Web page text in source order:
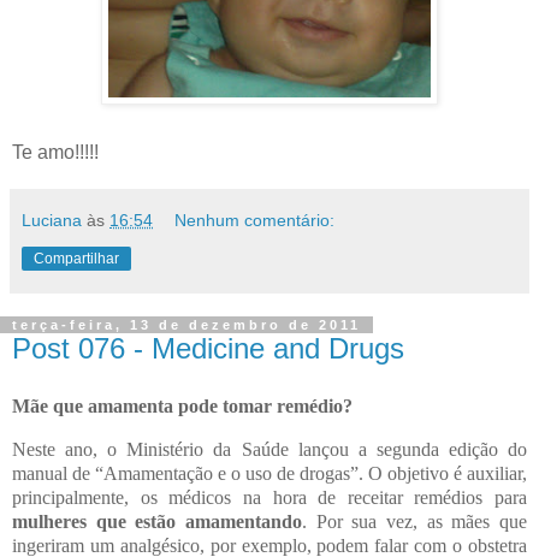
Te amo!!!!!
Luciana às 16:54 Nenhum comentário:
Compartilhar
terça-feira, 13 de dezembro de 2011
Post 076 - Medicine and Drugs
Mãe que amamenta pode tomar remédio?
Neste ano, o Ministério da Saúde lançou a segunda edição do
manual de “Amamentação e o uso de drogas”. O objetivo é auxiliar,
principalmente, os médicos na hora de receitar remédios para
mulheres que estão amamentando. Por sua vez, as mães que
ingeriram um analgésico, por exemplo, podem falar com o obstetra